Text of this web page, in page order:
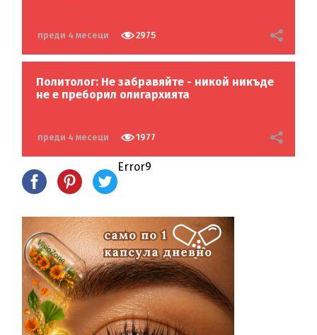
преди 4 месеци 2975
Политолог: Не забравяйте - никой никъде
не е преборил олигархията
преди 4 месеци 1977
Error9